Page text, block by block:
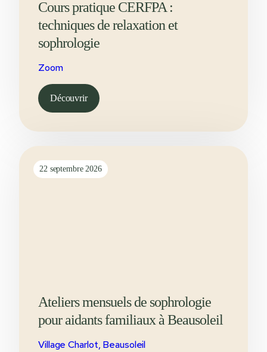
Cours pratique CERFPA :
techniques de relaxation et
sophrologie
Zoom
Découvrir
22 septembre 2026
Ateliers mensuels de sophrologie
pour aidants familiaux à Beausoleil
Village Charlot, Beausoleil